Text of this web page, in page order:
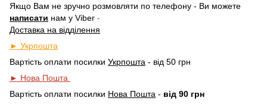
Якщо Вам не зручно розмовляти по телефону - Ви можете
написати нам у Viber -
Доставка на відділення
► Укрпошта
Вартість оплати посилки Укрпошта - від 50 грн
► Нова Пошта
Вартість оплати посилки Нова Пошта - від 90 грн